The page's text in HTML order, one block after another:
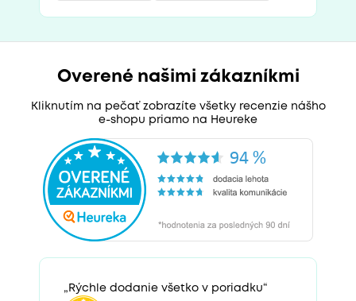
Overené našimi zákazníkmi
Kliknutím na pečať zobrazíte všetky recenzie nášho
e-shopu priamo na Heureke
„Rýchle dodanie všetko v poriadku“